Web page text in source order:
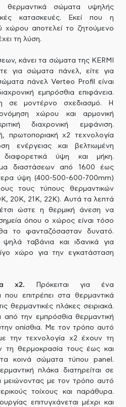
θερμαντικά σώματα υψηλής
κατασκευές. Εκεί που η
χώρου αποτελεί το ζητούμενο
τη λύση.
κάνει τα σώματα της KERMI
για σώματα πάνελ, είτε για
πάνελ Verteo Profil είναι
εμπρόσθια επιφάνεια.
σε μοντέρνο σχεδιασμό. Η
χώρου και αρμονική
διαχρονική εμφάνιση.
πρωτοποριακή x2 τεχνολογία
ενέργειας και βελτιωμένη
ύψη και μήκη.
διαστάσεων από 1600 έως
ύψη (400-500-600-700mm)
τους τύπους θερμαντικών
20Κ, 21Κ, 22Κ). Αυτά τα λεπτά
ώστε η θερμική άνεση να
όπου ο χώρος είναι τόσο
το φανταζόσασταν δυνατό.
ταβάνια και ιδανικά για
χώρο για την εγκατάσταση
x2. Πρόκειται για ένα
επιτρέπει στα θερμαντικά
θερμαντικές πλάκες σειριακά.
από την εμπρόσθια θερμαντική
οπίσθια. Με τον τρόπο αυτό
την τεχνολογία x2 έχουν τη
τη θερμοκρασία τους έως και
κοινά σώματα τύπου panel.
πλάκα διατηρείται σε
μειώνοντας με τον τρόπο αυτό
τοίχους και παράθυρα.
επιτυγχάνεται μέχρι και